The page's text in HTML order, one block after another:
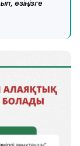
өзіңізге